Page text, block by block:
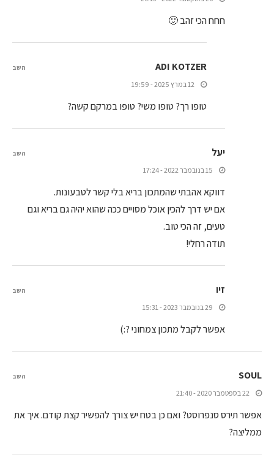
חחח הכי זהב 🙂
ADI KOTZER
12 במרץ 2025 - 19:59
טופו רך? טופו משי? טופו במרקם קשה?
השב
יעל
15 בנובמבר 2022 - 17:24
דווקא אהבתי שהמתכון בריא בלי קשר לטבעונות.
אם יש דרך להכין אוכל מסויים ככה שהוא יהיה גם בריא וגם
טעים, זה הכי טוב.
תודה רחלי!
השב
זיו
29 בנובמבר 2023 - 15:31
אפשר לקבל מתכון צמחוני ?:)
השב
SOUL
22 בספטמבר 2020 - 21:40
אפשר תירס סנפרוסט? ואם כן בטח יש צורך להפשיר קצת קודם. איך את
ממליצה?
השב